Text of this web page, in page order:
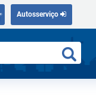
Autosserviço